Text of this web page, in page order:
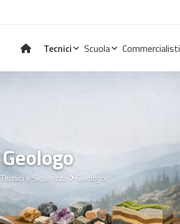
Tecnici Scuola Commercialisti
Geologo
Tecnici e Sicurezza Geologo